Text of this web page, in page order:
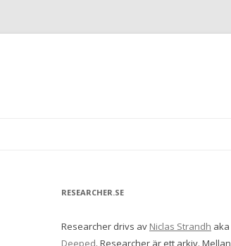
RESEARCHER.SE
Researcher drivs av Niclas Strandh aka
Deeped. Researcher är ett arkiv. Mellan